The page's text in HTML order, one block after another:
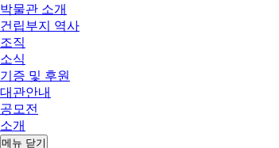
박물관 소개
건립부지 역사
조직
소식
기증 및 후원
대관안내
공모전
소개
메뉴 닫기